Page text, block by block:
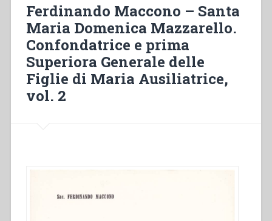
Ferdinando Maccono – Santa
Maria Domenica Mazzarello.
Confondatrice e prima
Superiora Generale delle
Figlie di Maria Ausiliatrice,
vol. 2